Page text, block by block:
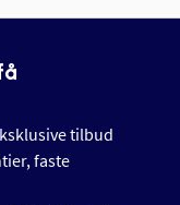
tilbud
faste